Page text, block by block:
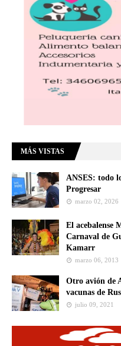
MÁS VISTAS
ANSES: todo
Progresar
marzo 02, 2026
El acebalense
Carnaval de
Kamarr
marzo 06, 2013
Otro avión de
vacunas de
julio 09, 2021